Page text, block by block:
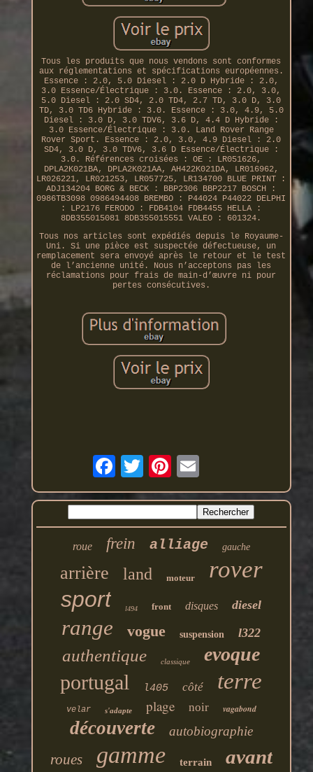
Tous les produits que nous vendons sont conformes
aux réglementations et spécifications européennes.
Essence : 2.0, 5.0 Diesel : 2.0 D Hybride : 2.0,
3.0 Essence/Électrique : 3.0. Essence : 2.0, 3.0,
5.0 Diesel : 2.0 SD4, 2.0 TD4, 2.7 TD, 3.0 D, 3.0
TD, 3.0 TD6 Hybride : 3.0. Essence : 3.0, 4.9, 5.0
Diesel : 3.0 D, 3.0 TDV6, 3.6 D, 4.4 D Hybride :
3.0 Essence/Électrique : 3.0. Land Rover Range
Rover Sport. Essence : 2.0, 3.0, 4.9 Diesel : 2.0
SD4, 3.0 D, 3.0 TDV6, 3.6 D Essence/Électrique :
3.0. Références croisées : OE : LR051626,
DPLA2K021BA, DPLA2K021AA, AH422K021DA, LR016962,
LR026221, LR021253, LR057725, LR134700 BLUE PRINT :
ADJ134204 BORG & BECK : BBP2306 BBP2217 BOSCH :
0986TB3098 0986494408 BREMBO : P44024 P44022 DELPHI
: LP2176 FERODO : FDB4104 FDB4455 HELLA :
8DB355015081 8DB355015551 VALEO : 601324.
Tous nos articles sont expédiés depuis le Royaume-
Uni. Si une pièce est suspectée défectueuse, un
remplacement sera envoyé après le retour et le test
de l’ancienne unité. Nous n’acceptons pas les
réclamations pour frais de main-d’œuvre ni pour
pertes consécutives.
roue frein alliage gauche
arrière land moteur rover
sport l494 front disques diesel
range vogue suspension l322
authentique classique evoque
portugal l405 côté terre
velar s'adapte plage noir vagabond
découverte autobiographie
roues gamme terrain avant